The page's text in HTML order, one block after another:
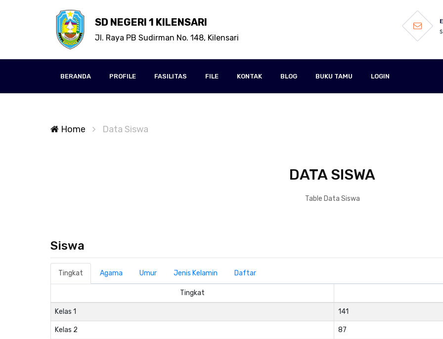
SD NEGERI 1 KILENSARI
Jl. Raya PB Sudirman No. 148, Kilensari
BERANDA PROFILE FASILITAS FILE KONTAK BLOG BUKU TAMU LOGIN
Home Data Siswa
DATA SISWA
Table Data Siswa
Siswa
Tingkat Agama Umur Jenis Kelamin Daftar
Tingkat
Kelas 1 141
Kelas 2 87